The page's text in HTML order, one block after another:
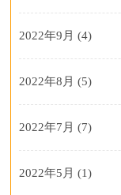
2022年9月 (4)
2022年8月 (5)
2022年7月 (7)
2022年5月 (1)